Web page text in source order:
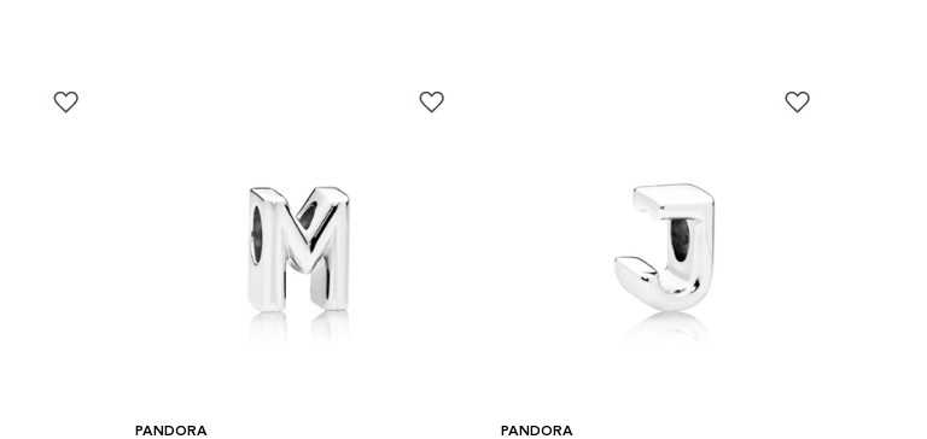
PANDORA PANDORA